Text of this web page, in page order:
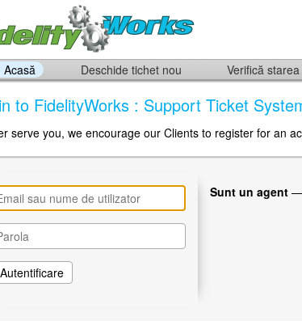
Acasă Deschide tichet nou Verifică
to FidelityWorks : Support Ticket
serve you, we encourage our Clients to register for an
Sunt un agent —